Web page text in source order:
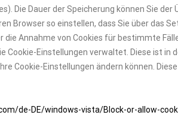
Die Dauer der Speicherung können Sie der
Browser so einstellen, dass Sie über das
Annahme von Cookies für bestimmte
Cookie-Einstellungen verwaltet. Diese ist in
Cookie-Einstellungen ändern können.
de-DE/windows-vista/Block-or-allow-